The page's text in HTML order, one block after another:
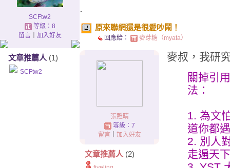
SCFtw2
等級：8
留言｜ 加入好友
文章推薦人 (1)
SCFtw2
.
原來聯網還是很愛吵鬧！
回應給： 麥芽糖（myata）
張甦晴
等級：7
留言｜ 加入好友
文章推薦人 (2)
麥叔，我研
關掉引
法：
1. 為文
道你都
2. 別人
走遍天